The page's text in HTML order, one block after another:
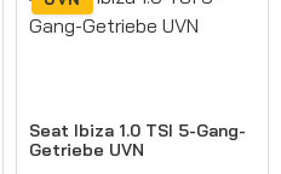
Seat Ibiza 1.0 TSI 5-Gang-
Getriebe UVN